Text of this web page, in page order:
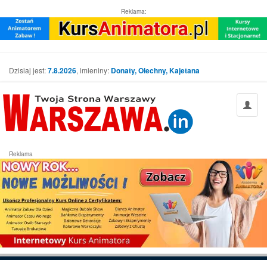
Reklama:
Dzisiaj jest:7.8.2026, imieniny: Donaty, Olechny, Kajetana
Reklama